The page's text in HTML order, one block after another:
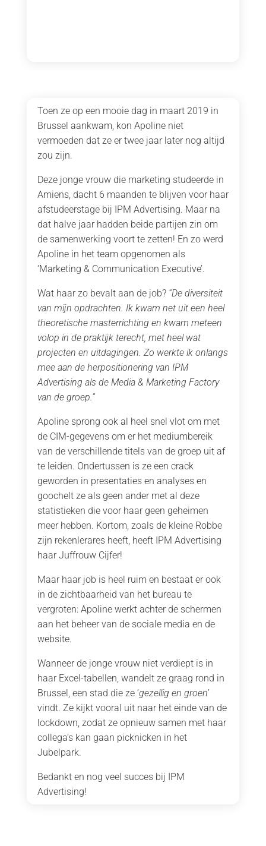
Toen ze op een mooie dag in maart 2019 in
Brussel aankwam, kon Apoline niet
vermoeden dat ze er twee jaar later nog altijd
zou zijn.
Deze jonge vrouw die marketing studeerde in
Amiens, dacht 6 maanden te blijven voor haar
afstudeerstage bij IPM Advertising. Maar na
dat halve jaar hadden beide partijen zin om
de samenwerking voort te zetten! En zo werd
Apoline in het team opgenomen als
‘Marketing & Communication Executive’.
Wat haar zo bevalt aan de job? “De diversiteit
van mijn opdrachten. Ik kwam net uit een heel
theoretische masterrichting en kwam meteen
volop in de praktijk terecht, met heel wat
projecten en uitdagingen. Zo werkte ik onlangs
mee aan de herpositionering van IPM
Advertising als de Media & Marketing Factory
van de groep.”
Apoline sprong ook al heel snel vlot om met
de CIM-gegevens om er het mediumbereik
van de verschillende titels van de groep uit af
te leiden. Ondertussen is ze een crack
geworden in presentaties en analyses en
goochelt ze als geen ander met al deze
statistieken die voor haar geen geheimen
meer hebben. Kortom, zoals de kleine Robbe
zijn rekenlerares heeft, heeft IPM Advertising
haar Juffrouw Cijfer!
Maar haar job is heel ruim en bestaat er ook
in de zichtbaarheid van het bureau te
vergroten: Apoline werkt achter de schermen
aan het beheer van de sociale media en de
website.
Wanneer de jonge vrouw niet verdiept is in
haar Excel-tabellen, wandelt ze graag rond in
Brussel, een stad die ze ‘gezellig en groen’
vindt. Ze kijkt vooral uit naar het einde van de
lockdown, zodat ze opnieuw samen met haar
collega’s kan gaan picknicken in het
Jubelpark.
Bedankt en nog veel succes bij IPM
Advertising!